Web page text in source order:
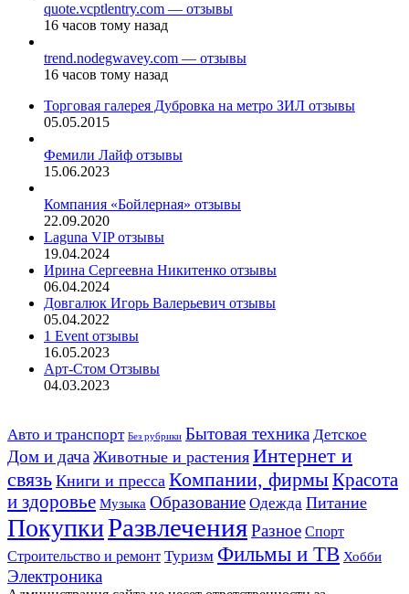
quote.vcptlentry.com — отзывы
16 часов тому назад
trend.nodegwavey.com — отзывы
16 часов тому назад
Торговая галерея Дубровка на метро ЗИЛ отзывы
05.05.2015
Фемили Лайф отзывы
15.06.2023
Компания «Бойлерная» отзывы
22.09.2020
Laguna VIP отзывы
19.04.2024
Ирина Сергеевна Никитенко отзывы
06.04.2024
Довгалюк Игорь Валерьевич отзывы
05.04.2022
1 Event отзывы
16.05.2023
Арт-Стом Отзывы
04.03.2023
Авто и транспорт Без рубрики Бытовая техника Детское
Дом и дача Животные и растения Интернет и
связь Книги и пресса Компании, фирмыКрасота
и здоровье Музыка Образование Одежда Питание
ПокупкиРазвлеченияРазное Спорт
Строительство и ремонт Туризм Фильмы и ТВ Хобби
Электроника